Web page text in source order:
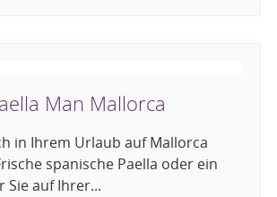
Man Mallorca
in Ihrem Urlaub auf Mallorca
spanische Paella oder ein
Sie auf Ihrer...